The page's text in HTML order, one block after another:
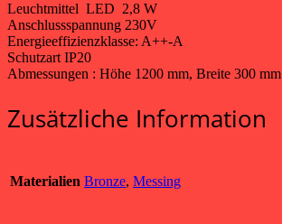
Leuchtmittel LED 2,8 W
Anschlussspannung 230V
Energieeffizienzklasse: A++-A
Schutzart IP20
Abmessungen : Höhe 1200 mm, Breite 300 mm
Zusätzliche Information
Materialien Bronze, Messing